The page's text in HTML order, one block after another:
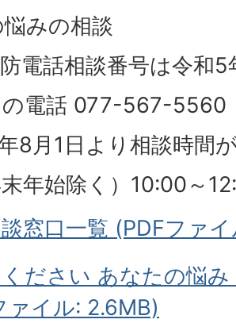
みの相談
電話相談番号は令和5
電話 077-567-5560
8月1日より相談時間
年始除く）10:00～
窓口一覧 (PDFファ
ださい あなたの悩み
ァイル: 2.6MB)